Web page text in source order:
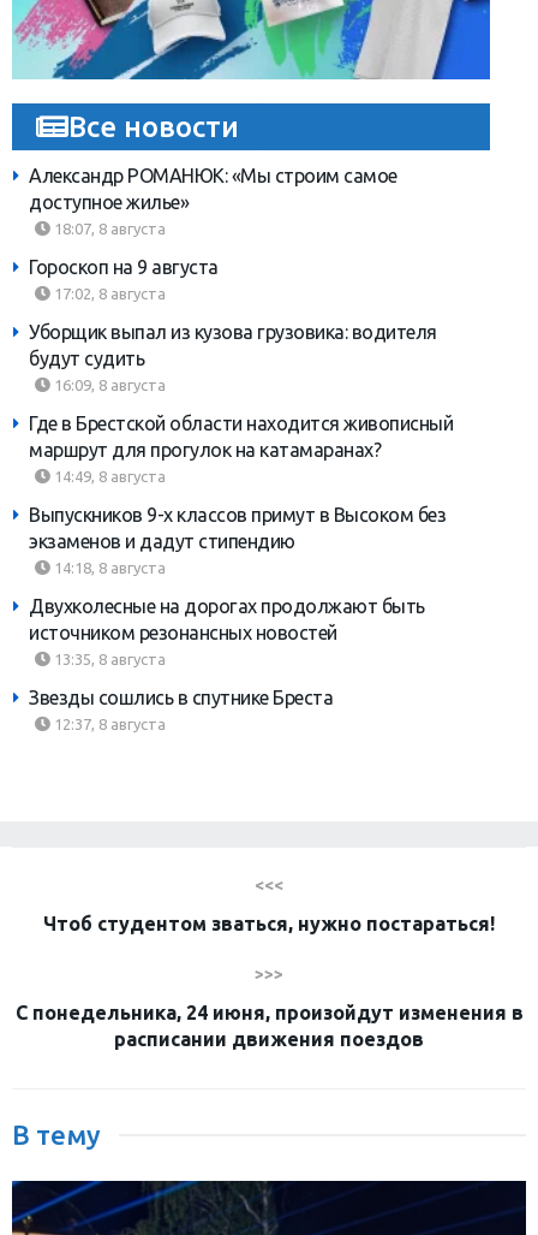
Все новости
Александр РОМАНЮК: «Мы строим самое
доступное жилье»
18:07, 8 августа
Гороскоп на 9 августа
17:02, 8 августа
Уборщик выпал из кузова грузовика: водителя
будут судить
16:09, 8 августа
Где в Брестской области находится живописный
маршрут для прогулок на катамаранах?
14:49, 8 августа
Выпускников 9-х классов примут в Высоком без
экзаменов и дадут стипендию
14:18, 8 августа
Двухколесные на дорогах продолжают быть
источником резонансных новостей
13:35, 8 августа
Звезды сошлись в спутнике Бреста
12:37, 8 августа
<<<
Чтоб студентом зваться, нужно постараться!
>>>
С понедельника, 24 июня, произойдут изменения в
расписании движения поездов
В тему